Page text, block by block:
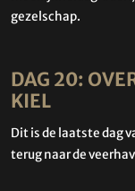
gezelschap.
DAG 20:
KIEL
Dit is de laatste dag
terug naar de